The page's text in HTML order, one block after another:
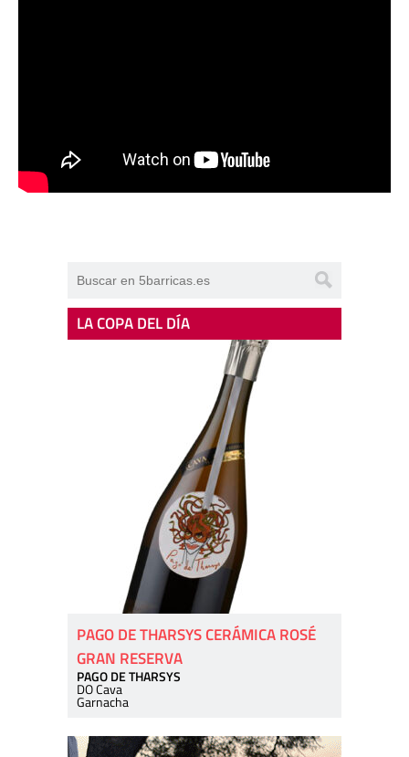
LA COPA DEL DÍA
PAGO DE THARSYS CERÁMICA ROSÉ
GRAN RESERVA
PAGO DE THARSYS
DO Cava
Garnacha